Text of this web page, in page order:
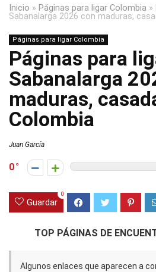
Inicio » Páginas para ligar Colombia »
Sabanalarga 2026 con maduras,
Páginas para ligar Colombia
Páginas para
Sabanalarga
maduras,
Colombia
Juan García
0
Guardar
0
TOP PÁGINAS DE
Algunos enlaces que aparecen a